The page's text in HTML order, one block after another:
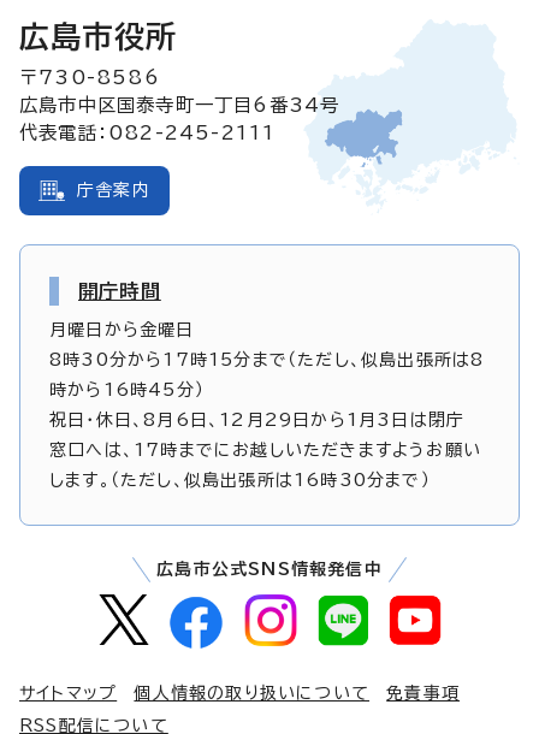
広島市役所
〒730-8586
広島市中区国泰寺町一丁目6番34号
代表電話：082-245-2111
庁舎案内
開庁時間
月曜日から金曜日
8時30分から17時15分まで（ただし、似島出張所は8
時から16時45分）
祝日・休日、8月6日、12月29日から1月3日は閉庁
窓口へは、17時までにお越しいただきますようお願い
します。（ただし、似島出張所は16時30分まで）
広島市公式SNS情報発信中
サイトマップ 個人情報の取り扱いについて
免責事項
RSS配信について